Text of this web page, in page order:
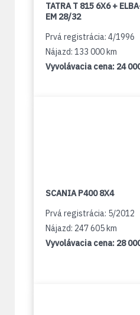
TATRA T 815 6X6 +
EM 28/32
Prvá registrácia: 4/1996
Nájazd: 133 000 km
Vyvolávacia cena: 24
SCANIA P400 8X4
Prvá registrácia: 5/2012
Nájazd: 247 605 km
Vyvolávacia cena: 28